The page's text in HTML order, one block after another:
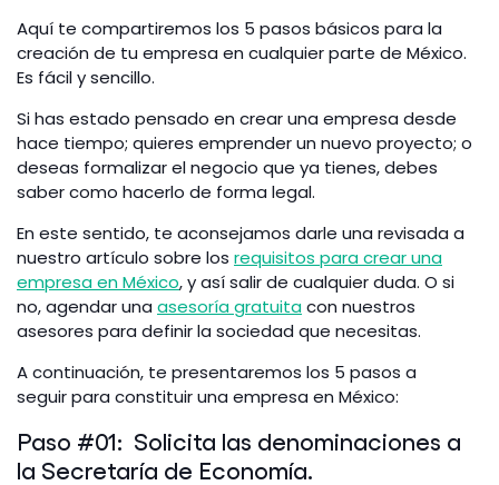
Aquí te compartiremos los 5 pasos básicos para la
creación de tu empresa en cualquier parte de México.
Es fácil y sencillo.
Si has estado pensado en crear una empresa desde
hace tiempo; quieres emprender un nuevo proyecto; o
deseas formalizar el negocio que ya tienes, debes
saber como hacerlo de forma legal.
En este sentido, te aconsejamos darle una revisada a
nuestro artículo sobre los requisitos para crear una
empresa en México, y así salir de cualquier duda. O si
no, agendar una asesoría gratuitacon nuestros
asesores para definir la sociedad que necesitas.
A continuación, te presentaremos los 5 pasos a
seguir para constituir una empresa en México:
Paso #01: Solicita las denominaciones a
la Secretaría de Economía.